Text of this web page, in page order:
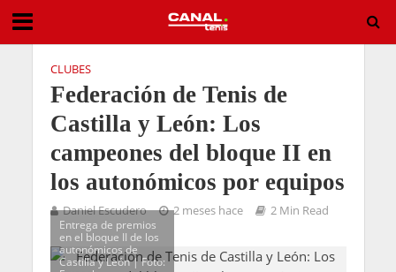
CLUBES
Federación de Tenis de
Castilla y León: Los
campeones del bloque II en
los autonómicos por equipos
Daniel Escudero 2 meses hace
2 Min Read
Entrega de premios
en el bloque II de los
autonómicos de
Castilla y León | Foto: